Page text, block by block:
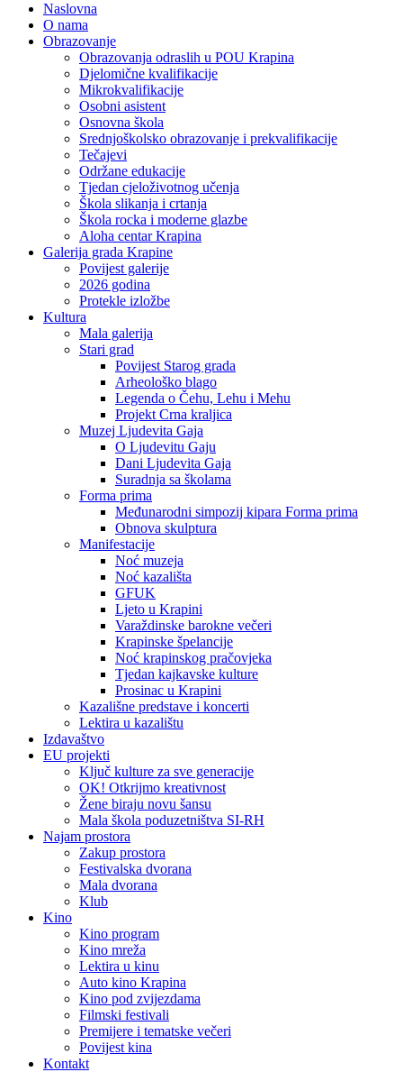
Naslovna
O nama
Obrazovanje
Obrazovanja odraslih u POU Krapina
Djelomične kvalifikacije
Mikrokvalifikacije
Osobni asistent
Osnovna škola
Srednjoškolsko obrazovanje i prekvalifikacije
Tečajevi
Održane edukacije
Tjedan cjeloživotnog učenja
Škola slikanja i crtanja
Škola rocka i moderne glazbe
Aloha centar Krapina
Galerija grada Krapine
Povijest galerije
2026 godina
Protekle izložbe
Kultura
Mala galerija
Stari grad
Povijest Starog grada
Arheološko blago
Legenda o Čehu, Lehu i Mehu
Projekt Crna kraljica
Muzej Ljudevita Gaja
O Ljudevitu Gaju
Dani Ljudevita Gaja
Suradnja sa školama
Forma prima
Međunarodni simpozij kipara Forma prima
Obnova skulptura
Manifestacije
Noć muzeja
Noć kazališta
GFUK
Ljeto u Krapini
Varaždinske barokne večeri
Krapinske špelancije
Noć krapinskog pračovjeka
Tjedan kajkavske kulture
Prosinac u Krapini
Kazališne predstave i koncerti
Lektira u kazalištu
Izdavaštvo
EU projekti
Ključ kulture za sve generacije
OK! Otkrijmo kreativnost
Žene biraju novu šansu
Mala škola poduzetništva SI-RH
Najam prostora
Zakup prostora
Festivalska dvorana
Mala dvorana
Klub
Kino
Kino program
Kino mreža
Lektira u kinu
Auto kino Krapina
Kino pod zvijezdama
Filmski festivali
Premijere i tematske večeri
Povijest kina
Kontakt